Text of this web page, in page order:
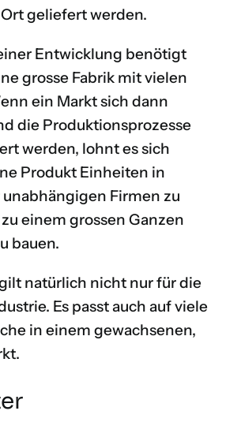
geliefert werden.
Entwicklung benötigt
grosse Fabrik mit vielen
ein Markt sich dann
die Produktionsprozesse
werden, lohnt es sich
Produkt Einheiten in
Firmen zu
einem grossen Ganzen
bauen.
natürlich nicht nur für die
Es passt auch auf viele
in einem gewachsenen,